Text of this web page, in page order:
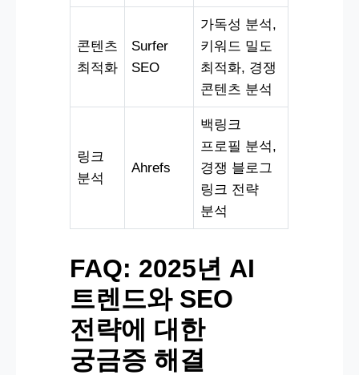
콘텐츠
최적화
Surfer
SEO
가독성 분석,
키워드 밀도
최적화, 경쟁
콘텐츠 분석
링크
분석
Ahrefs
백링크
프로필 분석,
경쟁 블로그
링크 전략
분석
FAQ: 2025년 AI
트렌드와 SEO
전략에 대한
궁금증 해결